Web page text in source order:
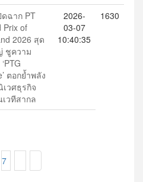
ดฉาก PT
Prix of
2026 สุด
ชูความ
ตอกย้ำพลัง
วศธุรกิจ
วทีสากล
2026-
03-07
10:40:35
1630
7